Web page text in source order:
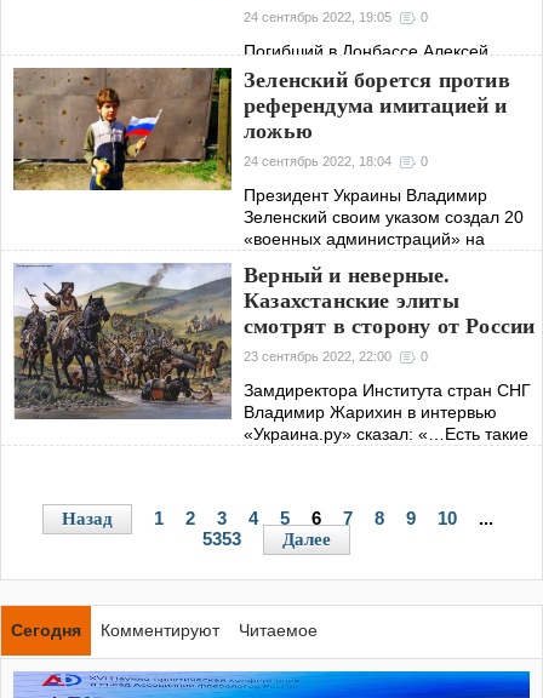
24 сентябрь 2022, 19:05 0
Погибший в Донбассе Алексей
Нагин, награжденный золотой
звездой Героя России и платиновой
звездой Героя «ЧВК Вагнера»,
являлся дружелюбным и
общительным человеком. Он с
Зеленский борется против
референдума имитацией и
ложью
24 сентябрь 2022, 18:04 0
Президент Украины Владимир
Зеленский своим указом создал 20
«военных администраций» на
территориях Луганской области и
поручил штабу ВСУ всеми
доступными средствами обеспечить
Верный и неверные.
Казахстанские элиты
смотрят в сторону от России
23 сентябрь 2022, 22:00 0
Замдиректора Института стран СНГ
Владимир Жарихин в интервью
«Украина.ру» сказал: «…Есть такие
международной
Назад 1 2 3 4 5 6 7 8 9 10
...
5353
Далее
Сегодня Комментируют Читаемое